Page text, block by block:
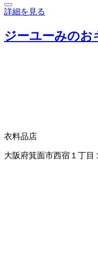
詳細を見る
ジーユーみのお
衣料品店
大阪府箕面市西宿１丁目